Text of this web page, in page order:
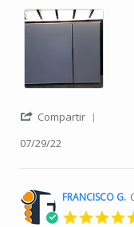
Compartir
07/29/22
FRANCISCO G.